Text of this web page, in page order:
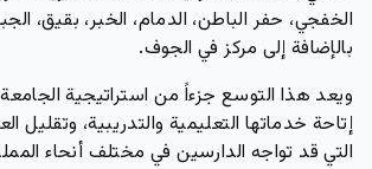
الخفجي، حفر الباطن، الدمام، الخبر، بقيق،
بالإضافة إلى مركز في الجوف.
ويعد هذا التوسع جزءاً من استراتيجية الجامعة
إتاحة خدماتها التعليمية والتدريبية، وتقليل
التي قد تواجه الدارسين في مختلف أنحاء